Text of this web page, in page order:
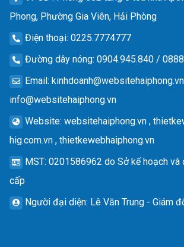
Phong, Phường Gia Viên, Hải Phòng
Điện thoại: 0225.7774777
Đường dây nóng: 0904.945.840 /
Email : kinhdoanh@websitehaiphong.vn
info@websitehaiphong.vn
Website: websitehaiphong.vn ,
hig.com.vn , thietkewebhaiphong.vn
MST: 0201586962 do Sở kế hoạch
cấp
Người đại diện: Lê Văn Trung - Giám